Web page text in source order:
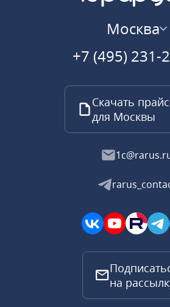
Москва
+7 (495) 231-
Скачать
для Москвы
на